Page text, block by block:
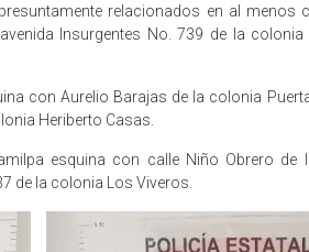
relacionados en al menos
Insurgentes No. 739 de la
con Aurelio Barajas de la colonia
Heriberto Casas.
esquina con calle Niño Obrero de
de la colonia Los Viveros.